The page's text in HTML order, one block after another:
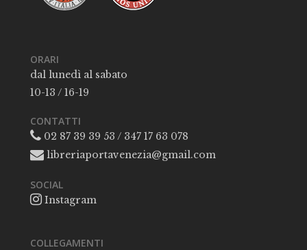
ORARI
dal lunedì al sabato
10-13 / 16-19
CONTATTI
02 87 39 39 53 / 347 17 63 078
libreriaportavenezia@gmail.com
SOCIAL
Instagram
COLLEGAMENTI